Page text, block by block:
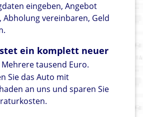
eingeben, Angebot
Abholung vereinbaren, Geld
ein komplett neuer
Mehrere tausend Euro.
Sie das Auto mit
an uns und sparen Sie